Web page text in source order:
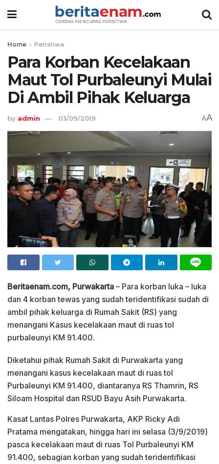
Home Peristiwa
Para Korban Kecelakaan
Maut Tol Purbaleunyi Mulai
Di Ambil Pihak Keluarga
by admin 03/09/2019 AA
Beritaenam.com, Purwakarta – Para korban luka – luka
dan 4 korban tewas yang sudah teridentifikasi sudah di
ambil pihak keluarga di Rumah Sakit (RS) yang
menangani Kasus kecelakaan maut di ruas tol
purbaleunyi KM 91.400.
Diketahui pihak Rumah Sakit di Purwakarta yang
menangani kasus kecelakaan maut di ruas tol
Purbaleunyi KM 91.400, diantaranya RS Thamrin, RS
Siloam Hospital dan RSUD Bayu Asih Purwakarta.
Kasat Lantas Polres Purwakarta, AKP Ricky Adi
Pratama mengatakan, hingga hari ini selasa (3/9/2019)
pasca kecelakaan maut di ruas Tol Purbaleunyi KM
91.400, sebagian korban yang sudah teridentifikasi